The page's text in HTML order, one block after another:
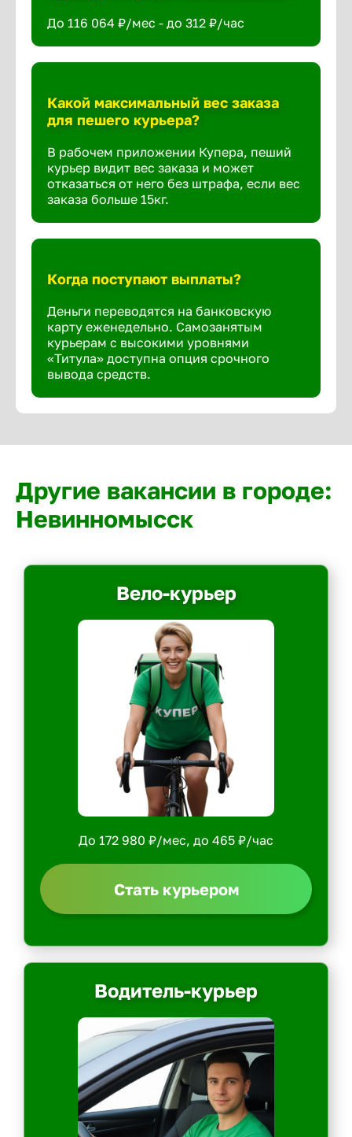
До 116 064 ₽/мес - до 312 ₽/час
Какой максимальный вес заказа
для пешего курьера?
В рабочем приложении Купера, пеший
курьер видит вес заказа и может
отказаться от него без штрафа, если вес
заказа больше 15кг.
Когда поступают выплаты?
Деньги переводятся на банковскую
карту еженедельно. Самозанятым
курьерам с высокими уровнями
«Титула» доступна опция срочного
вывода средств.
Другие вакансии в городе:
Невинномысск
Вело-курьер
До 172 980 ₽/мес, до 465 ₽/час
Стать курьером
Водитель-курьер